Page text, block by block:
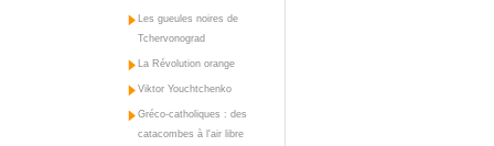
Les gueules noires de
Tchervonograd
La Révolution orange
Viktor Youchtchenko
Gréco-catholiques : des
catacombes à l'air libre